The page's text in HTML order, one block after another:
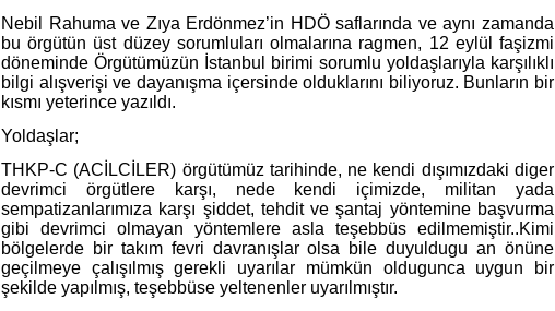
Nebil Rahuma ve Zıya Erdönmez’in HDÖ saflarında ve aynı zamanda
bu örgütün üst düzey sorumluları olmalarına ragmen, 12 eylül faşizmi
döneminde Örgütümüzün İstanbul birimi sorumlu yoldaşlarıyla karşılıklı
bilgi alışverişi ve dayanışma içersinde olduklarını biliyoruz. Bunların bir
kısmı yeterince yazıldı.
Yoldaşlar;
THKP-C (ACİLCİLER) örgütümüz tarihinde, ne kendi dışımızdaki diger
devrimci örgütlere karşı, nede kendi içimizde, militan yada
sempatizanlarımıza karşı şiddet, tehdit ve şantaj yöntemine başvurma
gibi devrimci olmayan yöntemlere asla teşebbüs edilmemiştir..Kimi
bölgelerde bir takım fevri davranışlar olsa bile duyuldugu an önüne
geçilmeye çalışılmış gerekli uyarılar mümkün oldugunca uygun bir
şekilde yapılmış, teşebbüse yeltenenler uyarılmıştır.